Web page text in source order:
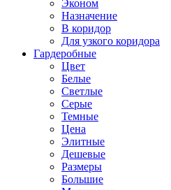
Эконом
Назначение
В коридор
Для узкого коридора
Гардеробные
Цвет
Белые
Светлые
Серые
Темные
Цена
Элитные
Дешевые
Размеры
Большие